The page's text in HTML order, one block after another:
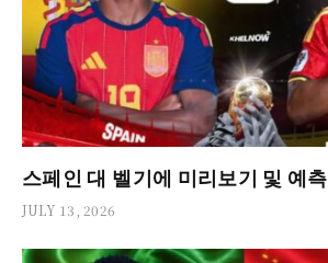
스페인 대 벨기에 미리보기 및 예측
JULY 13, 2026